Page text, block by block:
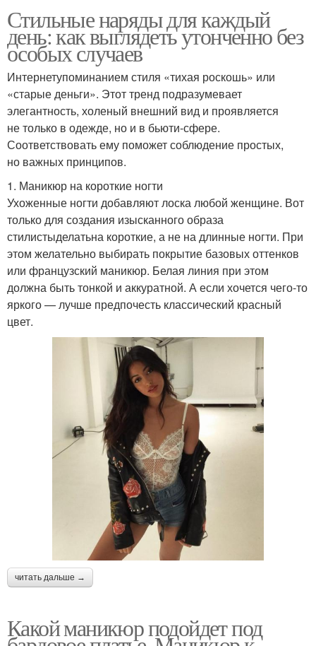
Стильные наряды для каждый
день: как выглядеть утонченно без
особых случаев
Интернетупоминанием стиля «тихая роскошь» или
«старые деньги». Этот тренд подразумевает
элегантность, холеный внешний вид и проявляется
не только в одежде, но и в бьюти-сфере.
Соответствовать ему поможет соблюдение простых,
но важных принципов.
1. Маникюр на короткие ногти
Ухоженные ногти добавляют лоска любой женщине. Вот
только для создания изысканного образа
стилистыделатьна короткие, а не на длинные ногти. При
этом желательно выбирать покрытие базовых оттенков
или французский маникюр. Белая линия при этом
должна быть тонкой и аккуратной. А если хочется чего-то
яркого — лучше предпочесть классический красный
цвет.
читать дальше →
Какой маникюр подойдет под